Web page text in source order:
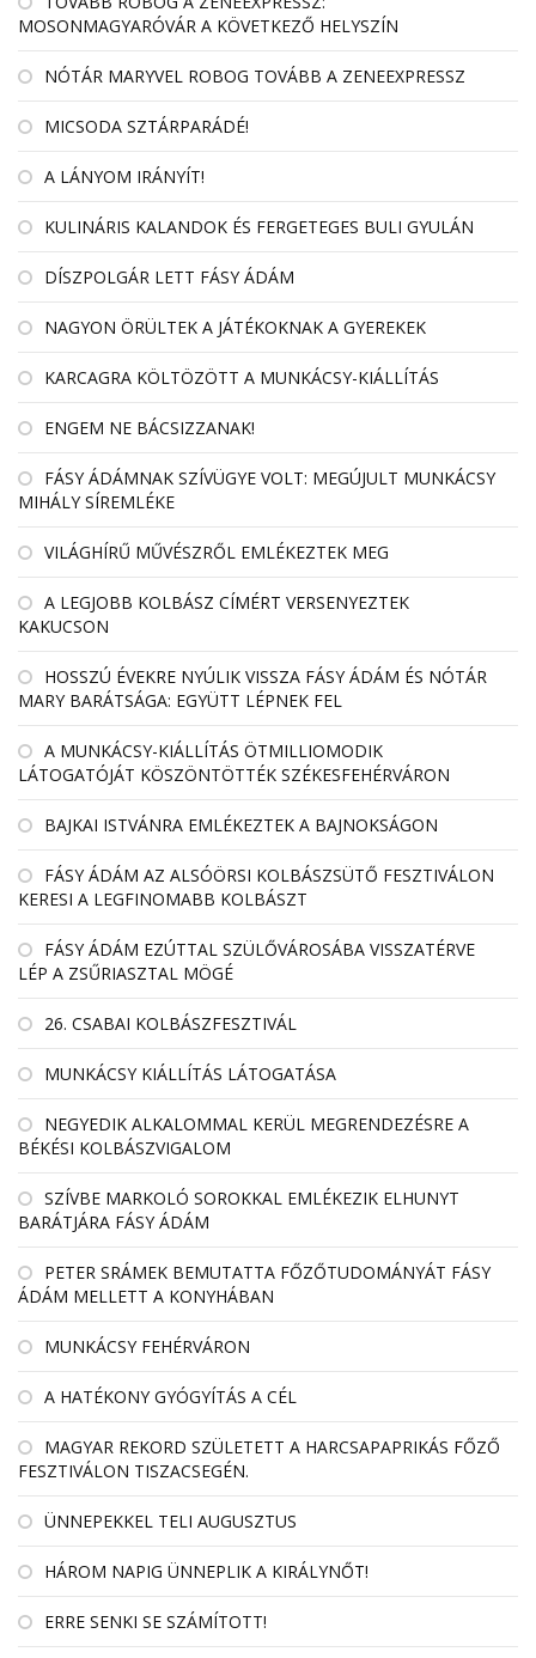
MOSONMAGYARÓVÁR A KÖVETKEZŐ HELYSZÍN
NÓTÁR MARYVEL ROBOG TOVÁBB A ZENEEXPRESSZ
MICSODA SZTÁRPARÁDÉ!
A LÁNYOM IRÁNYÍT!
KULINÁRIS KALANDOK ÉS FERGETEGES BULI GYULÁN
DÍSZPOLGÁR LETT FÁSY ÁDÁM
NAGYON ÖRÜLTEK A JÁTÉKOKNAK A GYEREKEK
KARCAGRA KÖLTÖZÖTT A MUNKÁCSY-KIÁLLÍTÁS
ENGEM NE BÁCSIZZANAK!
FÁSY ÁDÁMNAK SZÍVÜGYE VOLT: MEGÚJULT MUNKÁCSY
MIHÁLY SÍREMLÉKE
VILÁGHÍRŰ MŰVÉSZRŐL EMLÉKEZTEK MEG
A LEGJOBB KOLBÁSZ CÍMÉRT VERSENYEZTEK
KAKUCSON
HOSSZÚ ÉVEKRE NYÚLIK VISSZA FÁSY ÁDÁM ÉS NÓTÁR
MARY BARÁTSÁGA: EGYÜTT LÉPNEK FEL
A MUNKÁCSY-KIÁLLÍTÁS ÖTMILLIOMODIK
LÁTOGATÓJÁT KÖSZÖNTÖTTÉK SZÉKESFEHÉRVÁRON
BAJKAI ISTVÁNRA EMLÉKEZTEK A BAJNOKSÁGON
FÁSY ÁDÁM AZ ALSÓÖRSI KOLBÁSZSÜTŐ FESZTIVÁLON
KERESI A LEGFINOMABB KOLBÁSZT
FÁSY ÁDÁM EZÚTTAL SZÜLŐVÁROSÁBA VISSZATÉRVE
LÉP A ZSŰRIASZTAL MÖGÉ
26. CSABAI KOLBÁSZFESZTIVÁL
MUNKÁCSY KIÁLLÍTÁS LÁTOGATÁSA
NEGYEDIK ALKALOMMAL KERÜL MEGRENDEZÉSRE A
BÉKÉSI KOLBÁSZVIGALOM
SZÍVBE MARKOLÓ SOROKKAL EMLÉKEZIK ELHUNYT
BARÁTJÁRA FÁSY ÁDÁM
PETER SRÁMEK BEMUTATTA FŐZŐTUDOMÁNYÁT FÁSY
ÁDÁM MELLETT A KONYHÁBAN
MUNKÁCSY FEHÉRVÁRON
A HATÉKONY GYÓGYÍTÁS A CÉL
MAGYAR REKORD SZÜLETETT A HARCSAPAPRIKÁS FŐZŐ
FESZTIVÁLON TISZACSEGÉN.
ÜNNEPEKKEL TELI AUGUSZTUS
HÁROM NAPIG ÜNNEPLIK A KIRÁLYNŐT!
ERRE SENKI SE SZÁMÍTOTT!